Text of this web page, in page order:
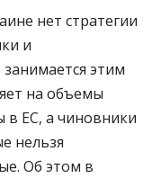
нет стратегии
и
этим
на объемы
в ЕС, а чиновники
нельзя
Об этом в